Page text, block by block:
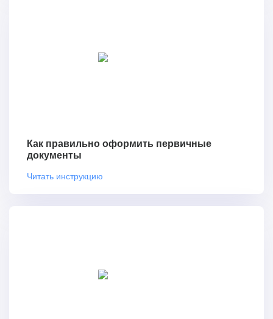
Как правильно оформить первичные
документы
Читать инструкцию